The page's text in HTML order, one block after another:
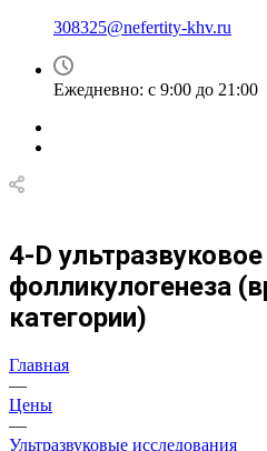
308325@nefertity-khv.ru
Ежедневно: с 9:00 до 21:00
4-D
фолликулогенеза
категории)
Главная
—
Цены
—
Ультразвуковые исследования